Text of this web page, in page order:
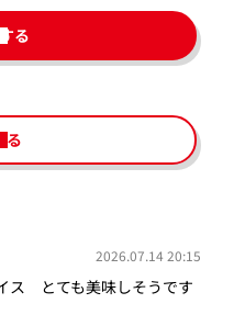
る
る
2026.07.14 20:15
ス とても美味しそうです